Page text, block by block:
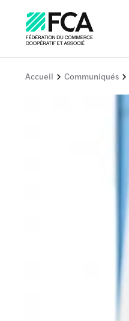
Accueil Communiqués